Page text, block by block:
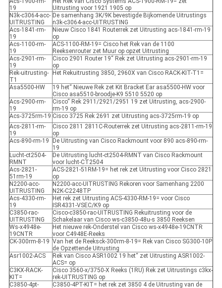
19
Uitrusting voor 1921 1905 op
N3k-c3064-acc-
UITRUSTING
De samenhang 3K/9K bevestigde Bijkomende Uitrustings
n3k-c3064-acc-UITRUSTING
Acs-1841-rm-
19
Nieuw Cisco 1841 Routerrek zet Uitrusting acs-1841-rm-19
op
Acs-1100-rm-
19
ACS-1100-RM-19= Cisco het Rek van de 1100
Reeksenrouter zet Muur op opzet Uitrusting
Acs-2901-rm-
19
Cisco 2901 Router 19“ Rek zet Uitrusting acs-2901-rm-19
op
Rek-uitrusting-
T1
Het Rekuitrusting 3850, 2960X van Cisco RACK-KIT-T1=
Asa5500-HW
19 het“ Nieuwe Rek zet Kit Bracket Ear asa5500-HW voor
Cisco asa5510-broodje-K9 5510 5520 op
Acs-2900-rm-
19
Cisco“ Rek 2911/2921/2951 19 zet Uitrusting, acs-2900-
rm-19 op
Acs-3725rm-19 Cisco 3725 Rek 2691 zet Uitrusting acs-3725rm-19 op
Acs-2811-rm-
19
Cisco 2811 2811C-Routerrek zet Uitrusting acs-2811-rm-19
op
Acs-890-rm-19
De Uitrusting van Cisco Rackmount voor 890 acs-890-rm-
19
Lucht-ct2504-
RMNT
De Uitrusting lucht-ct2504-RMNT van Cisco Rackmount
voor lucht-CT2504
Acs-2821-
51rm-19
ACS-2821-51RM-19= het rek zet Uitrusting voor Cisco 2821
op
N2200-acc-
UITRUSTING
N2200-acc-UITRUSTING Rekoren voor Samenhang 2200
N2K-C2248TP
Acs-4330-rm-
19
Het rek zet Uitrusting ACS-4330-RM-19= voor Cisco
ISR4331-VSEC/K9 op
C3850-rac-
UITRUSTING
Cisco-c3850-rac-UITRUSTING Rekuitrusting voor de
Schakelaar van Cisco ws-c3850-48u-s 3850 Reeksen
Ws-x4948e-
19CNTR
Het nieuwe rek-Onderstel van Cisco ws-x4948e-19CNTR
voor C4948E-Reeks
CK-300rm-8-19 Van het de Reeksck-300rm-8-19= Rek van Cisco SG300-10P
de Opzettende Uitrusting
Asr1002-ACS
Rek van Cisco ASR1002 19 het“ zet Uitrusting ASR1002-
ACS= op
C3KX-RACK-
KIT=
Cisco 3560-x/3750-X Reeks (1RU) Rek zet Uitrustings c3kx-
rek-UITRUSTING op
C3850-4pt-
C3850-4PT-KIT= het rek zet 3850 4 de Uitrusting van de